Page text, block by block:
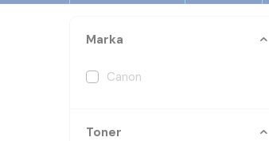
Marka
Canon
Toner